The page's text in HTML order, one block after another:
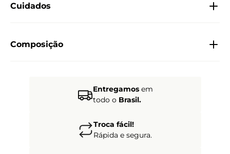
Cuidados
Composição
Entregamosem
todo o Brasil.
Troca fácil!
Rápida e segura.